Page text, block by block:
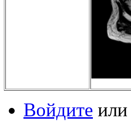
Войдите или